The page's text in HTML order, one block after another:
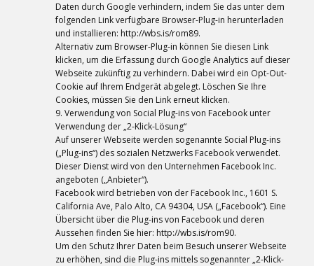
Daten durch Google verhindern, indem Sie das unter dem
folgenden Link verfügbare Browser-Plug-in herunterladen
und installieren: http://wbs.is/rom89.
Alternativ zum Browser-Plug-in können Sie diesen Link
klicken, um die Erfassung durch Google Analytics auf dieser
Webseite zukünftig zu verhindern. Dabei wird ein Opt-Out-
Cookie auf Ihrem Endgerät abgelegt. Löschen Sie Ihre
Cookies, müssen Sie den Link erneut klicken.
9. Verwendung von Social Plug-ins von Facebook unter
Verwendung der „2-Klick-Lösung“
Auf unserer Webseite werden sogenannte Social Plug-ins
(„Plug-ins“) des sozialen Netzwerks Facebook verwendet.
Dieser Dienst wird von den Unternehmen Facebook Inc.
angeboten („Anbieter“).
Facebook wird betrieben von der Facebook Inc., 1601 S.
California Ave, Palo Alto, CA 94304, USA („Facebook“). Eine
Übersicht über die Plug-ins von Facebook und deren
Aussehen finden Sie hier: http://wbs.is/rom90.
Um den Schutz Ihrer Daten beim Besuch unserer Webseite
zu erhöhen, sind die Plug-ins mittels sogenannter „2-Klick-